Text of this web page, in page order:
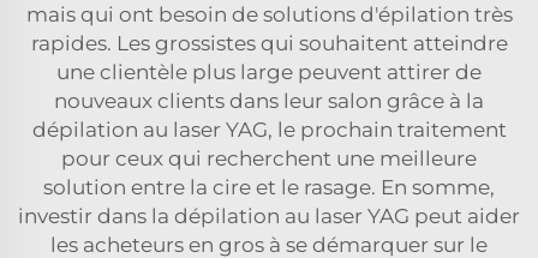
mais qui ont besoin de solutions d'épilation très
rapides. Les grossistes qui souhaitent atteindre
une clientèle plus large peuvent attirer de
nouveaux clients dans leur salon grâce à la
dépilation au laser YAG, le prochain traitement
pour ceux qui recherchent une meilleure
solution entre la cire et le rasage. En somme,
investir dans la dépilation au laser YAG peut aider
les acheteurs en gros à se démarquer sur le